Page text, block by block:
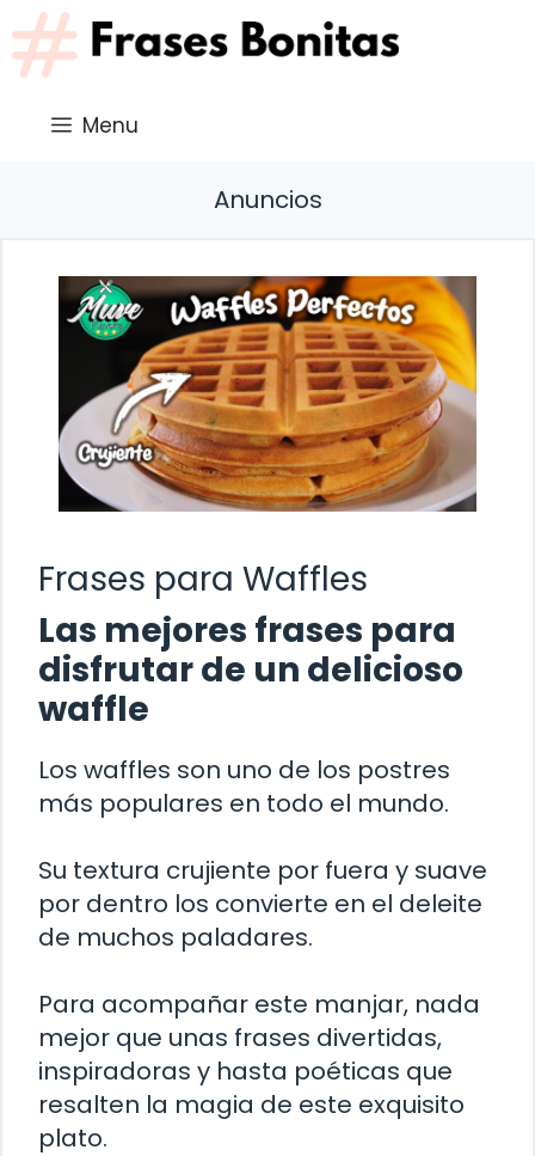
Saltar
al
contenido
Menu
Anuncios
Frases para Waffles
Las mejores frases para
disfrutar de un delicioso
waffle
Los waffles son uno de los postres
más populares en todo el mundo.
Su textura crujiente por fuera y suave
por dentro los convierte en el deleite
de muchos paladares.
Para acompañar este manjar, nada
mejor que unas frases divertidas,
inspiradoras y hasta poéticas que
resalten la magia de este exquisito
plato.